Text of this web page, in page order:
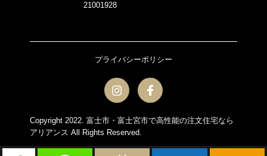
21001928
Copyright 2022. 富士市・富士宮市で高性能の注文住宅なら
アリアンス All Rights Reserved.
プライバシーポリシー